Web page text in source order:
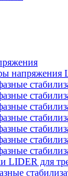
напряжения
LIDER для